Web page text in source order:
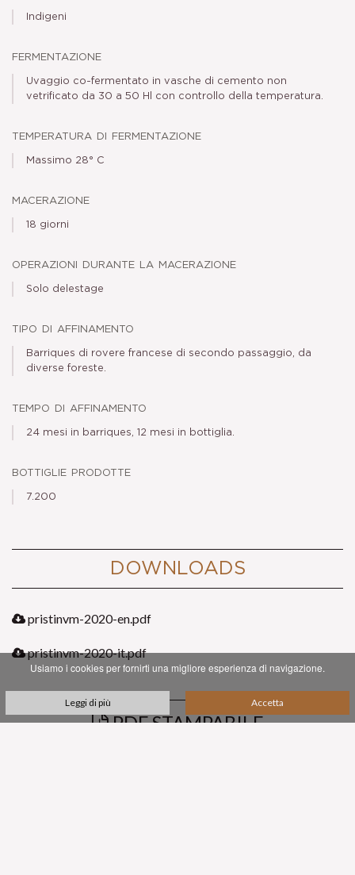
Indigeni
fermentazione
Uvaggio co-fermentato in vasche di cemento non
vetrificato da 30 a 50 Hl con controllo della temperatura.
temperatura di fermentazione
Massimo 28° C
macerazione
18 giorni
operazioni durante la macerazione
Solo delestage
tipo di affinamento
Barriques di rovere francese di secondo passaggio, da
diverse foreste.
tempo di affinamento
24 mesi in barriques, 12 mesi in bottiglia.
bottiglie prodotte
7.200
DOWNLOADS
pristinvm-2020-en.pdf
pristinvm-2020-it.pdf
PDF STAMPABILE
Usiamo i cookies per fornirti una migliore esperienza di navigazione.
Leggi di più Accetta